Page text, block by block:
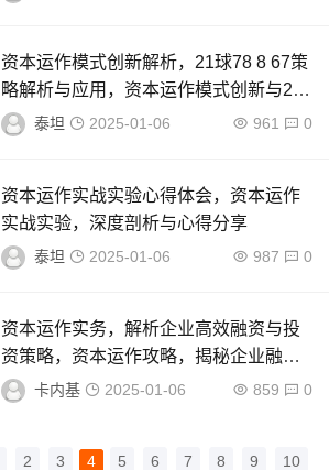
资本运作模式创新解析，21球78 8 67策
略解析与应用，资本运作模式创新与21
球78 8 67策略深度解析
泰坦 2025-01-06 961 0
资本运作实战实验心得体会，资本运作
实战实验，深度剖析与心得分享
泰坦 2025-01-06 987 0
资本运作实务，解析企业高效融资与投
资策略，资本运作攻略，揭秘企业融资
与投资高效策略
卡内基 2025-01-06 859 0
2 3 4 5 6 7 8 9 10